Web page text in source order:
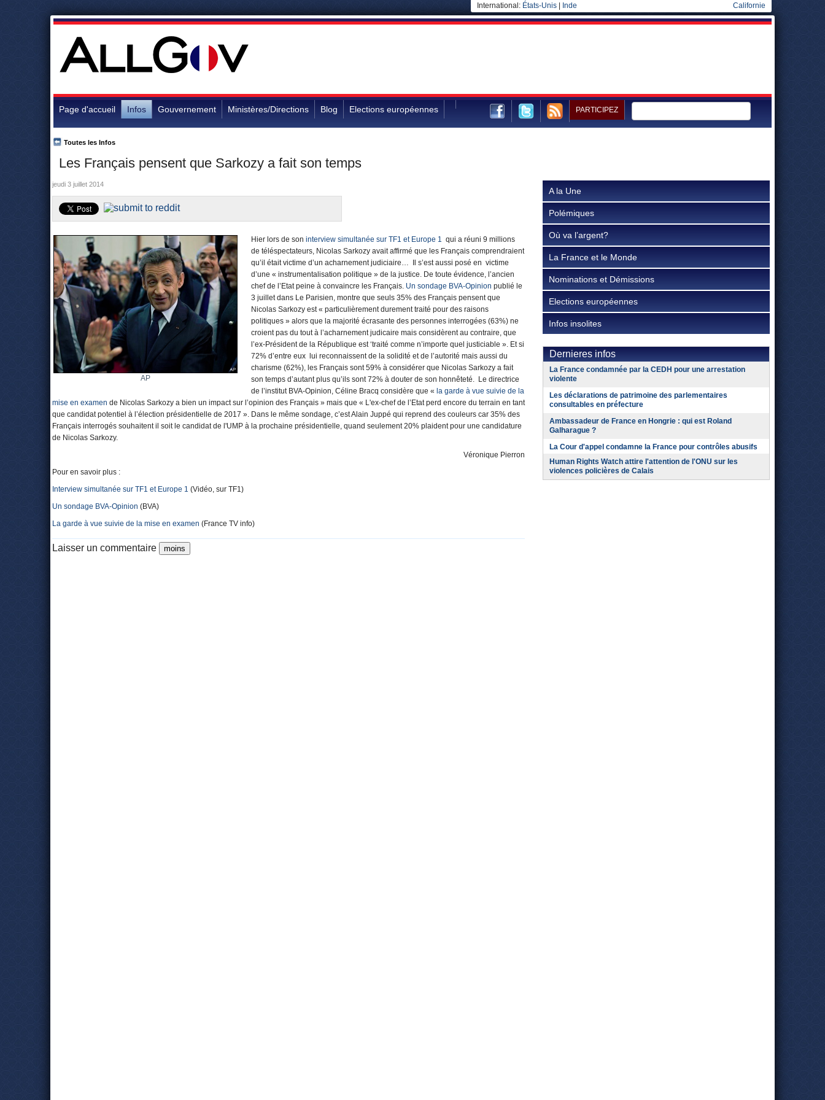
International: États-Unis Inde Californie
Page d'accueil Infos Gouvernement Ministères/Directions Blog Elections européennes PARTICIPEZ
Les Français pensent que Sarkozy a fait son temps
Toutes les Infos
jeudi 3 juillet 2014
AP
Hier lors de son interview simultanée sur TF1 et Europe 1 qui a réuni 9 millions
de téléspectateurs, Nicolas Sarkozy avait affirmé que les Français comprendraient
qu’il était victime d’un acharnement judiciaire… Il s’est aussi posé en victime
d’une « instrumentalisation politique » de la justice. De toute évidence, l’ancien
chef de l’Etat peine à convaincre les Français. Un sondage BVA-Opinion publié le
3 juillet dans Le Parisien, montre que seuls 35% des Français pensent que
Nicolas Sarkozy est « particulièrement durement traité pour des raisons
politiques » alors que la majorité écrasante des personnes interrogées (63%) ne
croient pas du tout à l’acharnement judicaire mais considèrent au contraire, que
l’ex-Président de la République est ‘traité comme n’importe quel justiciable ». Et si
72% d’entre eux lui reconnaissent de la solidité et de l’autorité mais aussi du
charisme (62%), les Français sont 59% à considérer que Nicolas Sarkozy a fait
son temps d’autant plus qu’ils sont 72% à douter de son honnêteté. Le directrice
de l’institut BVA-Opinion, Céline Bracq considère que « la garde à vue suivie de la
mise en examen de Nicolas Sarkozy a bien un impact sur l’opinion des Français » mais que « L'ex-chef de l’Etat perd encore du terrain en tant
que candidat potentiel à l’élection présidentielle de 2017 ». Dans le même sondage, c’est Alain Juppé qui reprend des couleurs car 35% des
Français interrogés souhaitent il soit le candidat de l'UMP à la prochaine présidentielle, quand seulement 20% plaident pour une candidature
de Nicolas Sarkozy.
Véronique Pierron
Pour en savoir plus :
Interview simultanée sur TF1 et Europe 1 (Vidéo, sur TF1)
Un sondage BVA-Opinion (BVA)
La garde à vue suivie de la mise en examen (France TV info)
Laisser un commentaire
A la Une
Polémiques
Où va l’argent?
La France et le Monde
Nominations et Démissions
Elections européennes
Infos insolites
Dernieres infos
La France condamnée par la CEDH pour une arrestation
violente
Les déclarations de patrimoine des parlementaires
consultables en préfecture
Ambassadeur de France en Hongrie : qui est Roland
Galharague ?
La Cour d'appel condamne la France pour contrôles abusifs
Human Rights Watch attire l'attention de l'ONU sur les
violences policières de Calais